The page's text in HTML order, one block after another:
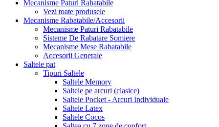
Mecanisme Paturi Rabatabile
Vezi toate produsele
Mecanisme Rabatabile/Accesorii
Mecanisme Paturi Rabatabile
Sisteme De Rabatare Somiere
Mecanisme Mese Rabatabile
Accesorii Generale
Saltele pat
Tipuri Saltele
Saltele Memory
Saltele pe arcuri (clasice)
Saltele Pocket - Arcuri Individuale
Saltele Latex
Saltele Cocos